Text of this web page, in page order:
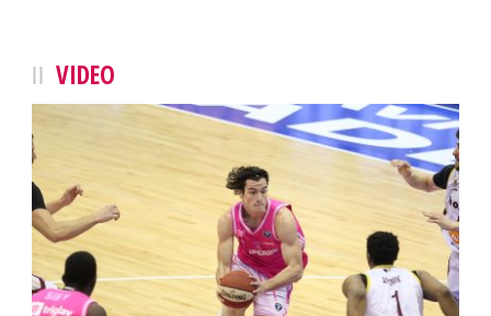
VIDEO